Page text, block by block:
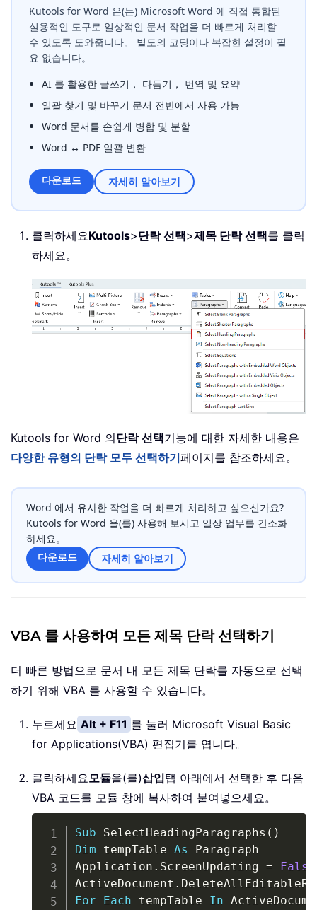
Kutools for Word 은(는) Microsoft Word 에 직접 통합된
실용적인 도구로 일상적인 문서 작업을 더 빠르게 처리할
수 있도록 도와줍니다。 별도의 코딩이나 복잡한 설정이 필
요 없습니다。
AI 를 활용한 글쓰기， 다듬기， 번역 및 요약
일괄 찾기 및 바꾸기 문서 전반에서 사용 가능
Word 문서를 손쉽게 병합 및 분할
Word ↔ PDF 일괄 변환
다운로드 자세히 알아보기
클릭하세요Kutools>단락 선택>제목 단락 선택를 클릭
하세요。
Kutools for Word 의단락 선택기능에 대한 자세한 내용은
다양한 유형의 단락 모두 선택하기페이지를 참조하세요。
Word 에서 유사한 작업을 더 빠르게 처리하고 싶으신가요?
Kutools for Word 을(를) 사용해 보시고 일상 업무를 간소화
하세요。
다운로드
자세히 알아보기
VBA 를 사용하여 모든 제목 단락 선택하기
더 빠른 방법으로 문서 내 모든 제목 단락를 자동으로 선택
하기 위해 VBA 를 사용할 수 있습니다。
누르세요 Alt + F11 를 눌러 Microsoft Visual Basic
for Applications(VBA) 편집기를 엽니다。
클릭하세요모듈을(를)삽입탭 아래에서 선택한 후 다음
VBA 코드를 모듈 창에 복사하여 붙여넣으세요。
Sub SelectHeadingParagraphs ( )
Dim tempTable As Paragraph
Application . ScreenUpdating =
False
ActiveDocument .
For
Each tempTable In
Copy